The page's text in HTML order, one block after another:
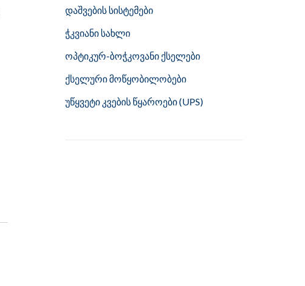
დაშვების სისტემები
ჭკვიანი სახლი
ოპტიკურ-ბოჭკოვანი ქსელები
ქსელური მოწყობილობები
უწყვეტი კვების წყაროები (UPS)